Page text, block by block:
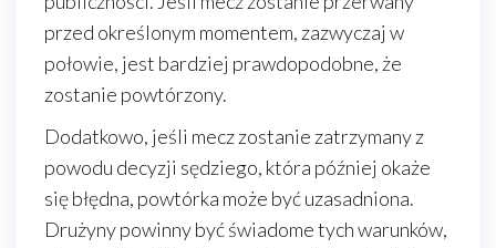
przed określonym momentem, zazwyczaj w
połowie, jest bardziej prawdopodobne, że
zostanie powtórzony.
Dodatkowo, jeśli mecz zostanie zatrzymany z
powodu decyzji sędziego, która później okaże
się błędna, powtórka może być uzasadniona.
Drużyny powinny być świadome tych warunków,